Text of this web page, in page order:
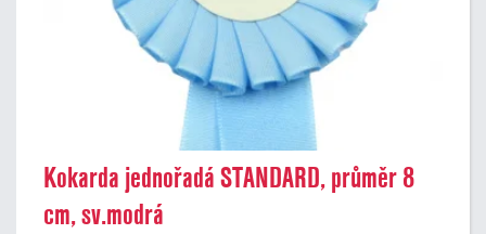
Kokarda jednořadá STANDARD, průměr 8
cm, sv.modrá